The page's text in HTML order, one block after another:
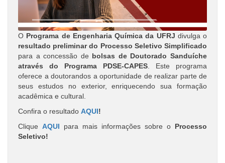
O Programa de Engenharia Química da UFRJ divulga o
resultado preliminar do Processo Seletivo Simplificado
para a concessão de bolsas de Doutorado Sanduíche
através do Programa PDSE-CAPES. Este programa
oferece a doutorandos a oportunidade de realizar parte de
seus estudos no exterior, enriquecendo sua formação
acadêmica e cultural.
Confira o resultado AQUI!
Clique AQUI para mais informações sobre o Processo
Seletivo!